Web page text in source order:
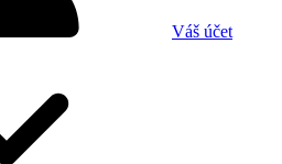
Váš účet